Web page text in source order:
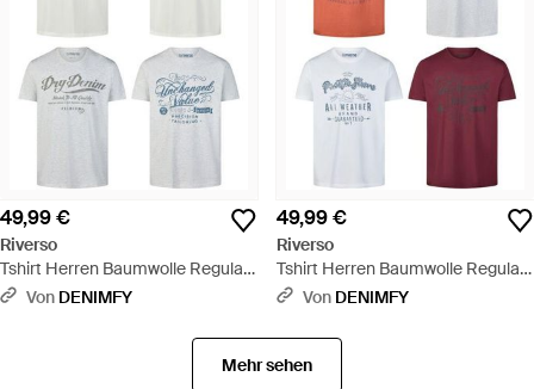
49,99 €
Riverso
Tshirt Herren Baumwolle Regular
Fit Rivleon 4Er Set Pack - Weiß
Von DENIMFY
49,99 €
Riverso
Tshirt Herren Baumwolle Regular
Fit Rivleon 4Er Set Pack - Weiß
Von DENIMFY
Mehr sehen